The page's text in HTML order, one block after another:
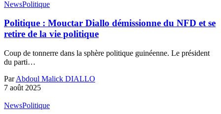
NewsPolitique
Politique : Mouctar Diallo démissionne du NFD et se
retire de la vie politique
Coup de tonnerre dans la sphère politique guinéenne. Le président
du parti…
Par Abdoul Malick DIALLO
7 août 2025
NewsPolitique